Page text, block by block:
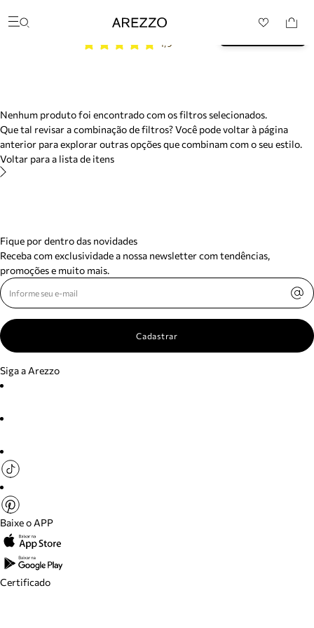
Buscar produtos
categorias sugeridas
Bolsa
Sapatilha
Tamanco
Tênis
Meus pedidos
Acompanhe seus pedidos e solicite devoluções.
Arezzo
Baixe o App e garanta 10%
OFF na sua primeira compra*
4,9
BAIXAR
Nenhum produto foi encontrado com os filtros selecionados.
Que tal revisar a combinação de filtros? Você pode voltar à página
anterior para explorar outras opções que combinam com o seu estilo.
Voltar para a lista de itens
Fique por dentro das novidades
Receba com exclusividade a nossa newsletter com tendências,
promoções e muito mais.
Cadastrar
Siga a Arezzo
Baixe o APP
Certificado